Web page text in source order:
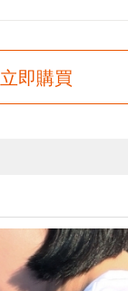
立即購買